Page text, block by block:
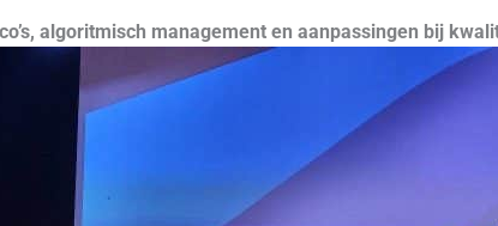
algoritmisch management en aanpassingen bij